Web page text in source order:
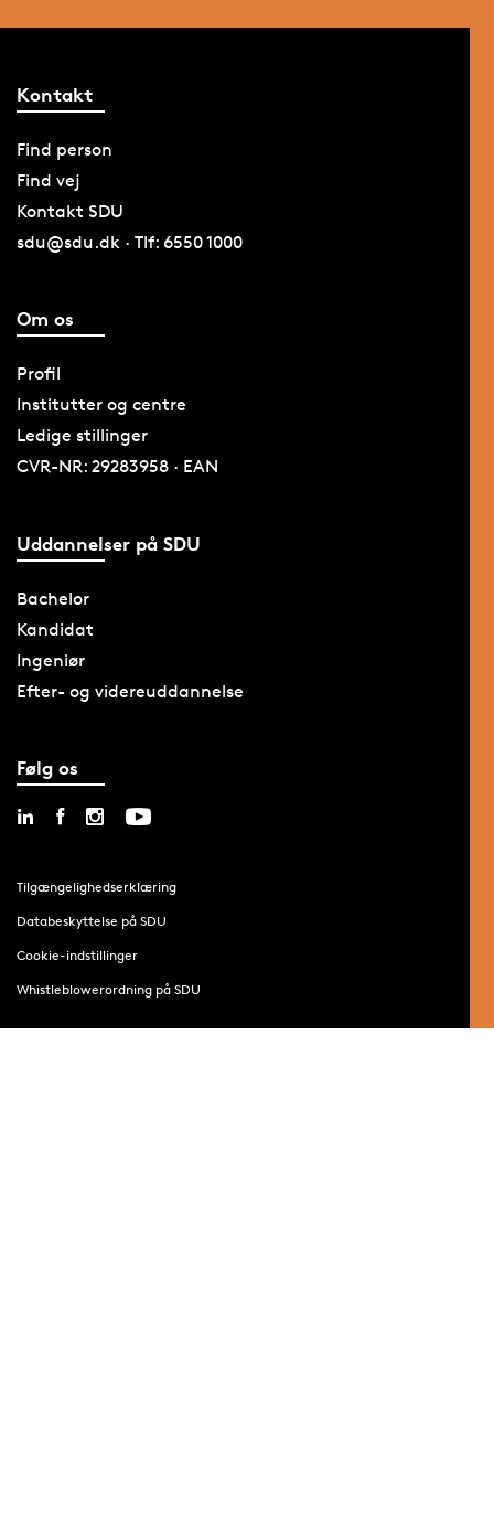
Kontakt
Find person
Find vej
Kontakt SDU
sdu@sdu.dk · Tlf: 6550 1000
Om os
Profil
Institutter og centre
Ledige stillinger
CVR-NR: 29283958 · EAN
Uddannelser på SDU
Bachelor
Kandidat
Ingeniør
Efter- og videreuddannelse
Følg os
Tilgængelighedserklæring
Databeskyttelse på SDU
Cookie-indstillinger
Whistleblowerordning på SDU